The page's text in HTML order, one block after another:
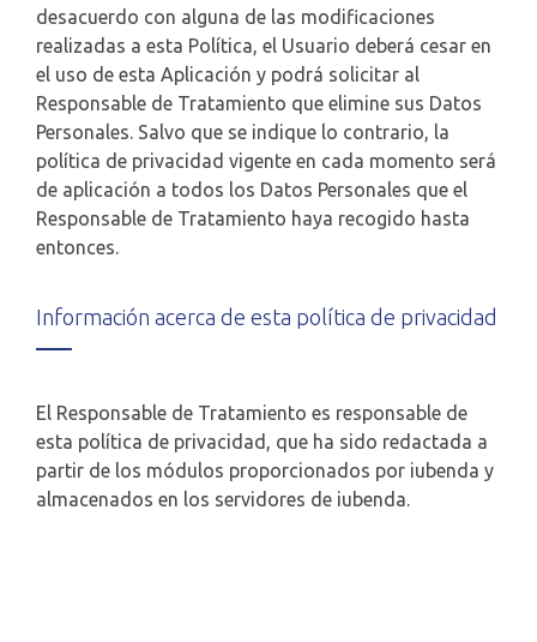
desacuerdo con alguna de las modificaciones
realizadas a esta Política, el Usuario deberá cesar en
el uso de esta Aplicación y podrá solicitar al
Responsable de Tratamiento que elimine sus Datos
Personales. Salvo que se indique lo contrario, la
política de privacidad vigente en cada momento será
de aplicación a todos los Datos Personales que el
Responsable de Tratamiento haya recogido hasta
entonces.
Información acerca de esta política de privacidad
El Responsable de Tratamiento es responsable de
esta política de privacidad, que ha sido redactada a
partir de los módulos proporcionados por iubenda y
almacenados en los servidores de iubenda.